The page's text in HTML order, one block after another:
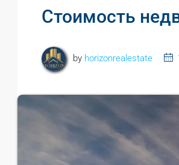
Стоимость
by horizonrealestate